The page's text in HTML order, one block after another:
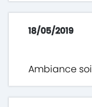
18/05/2019
Ambiance